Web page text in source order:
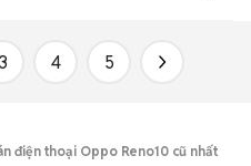
4 5
điện thoại Oppo Reno10 cũ nhất